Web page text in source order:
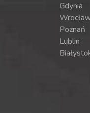
Gdynia
Poznań
Lublin